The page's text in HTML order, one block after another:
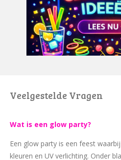
Veelgestelde Vragen
Wat is een glow party?
Een glow party is een feest
kleuren en UV verlichting. Onder